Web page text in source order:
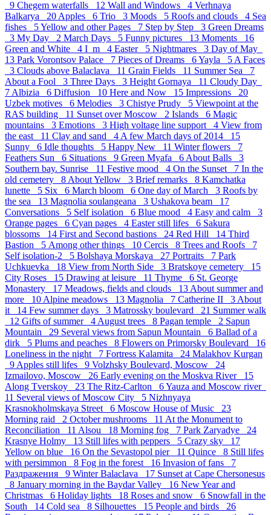
9 Chegem waterfalls 12 Wall and Windows 4 Verhnaya
Balkarya 20 Apples 6 Trio 3 Moods 5 Roofs and clouds 4 Sea
fishes 5Yellow and other Pages 7 Step by Step 3 Green Dreams
3 My Day 2 March Days 5 Funny pictures 13 Moments 16
Green and White 4 I_m 4 Easter 5 Nightmares 3 Day of May
13 Park Vorontsov Palace 7 Pieces of Dreams 6Yayla 5 A Faces
3 Clouds above Balaclava 11 Grain Fields 11 Summer Sea 7
About a Fool 3 Three Days 3 Height Gornaya 11 Cloudy Day
7 Albizia 6 Diffusion 10 Here and Now 15 Impressions 20
Uzbek motives 6 Melodies 3 Chistye Prudy 5 Viewpoint at the
RAS building 11 Sunset over Moscow 2 Islands 6 Magic
mountains 3 Emotions 3 High voltage line support 4 View from
the east 11 Clay and sand 4 A few March days of 2014 15
Sunny 6 Idle thoughts 5 Happy New 11 Winter flowers 7
Feathers Sun 6 Situations 9 Green Myafa 6 About Balls 3
Southern bay. Sunrise 11 Festive mood 4 On the Sunset 7 In the
old cemetery 8 About Yellow 3 Brief remarks 8 Kamchatka
lunette 5 Six 6 March bloom 6 One day of March 3 Roofs by
the sea 13 Magnolia soulangeana 3 Ushakova beam 17
Conversations 5 Self isolation 6 Blue mood 4 Easy and calm 3
Orange pages 6 Cyan pages 4 Easter still lifes 6 Sakura
blossoms 14 First and Second bastions 24 Red Hill 14 Third
Bastion 5 Аmong other things 10 Cercis 8 Trees and Roofs 7
Self isolation-2 5 Bolshaya Morskaya 27 Portraits 7 Park
Uchkuevka 18 View from North Side 3 Bratskoye cemetery 15
City Roses 15 Drawing at leisure 11 Thyme 6 St. George
Monastery 17 Meadows, fields and clouds 13 About summer and
more 10 Alpine meadows 13 Magnolia 7 Catherine II 3 About
it 14 Few summer days 3 Matrossky boulevard 21 Summer walk
12 Gifts of summer 4 August trees 8 Pagan temple 2 Sapun
Mountain 29 Several views from Sapun Mountain 6 Ballad of a
dirk 5 Plums and peaches 8 Flowers on Primorsky Boulevard 16
Loneliness in the night 7 Fortress Kalamita 24 Malakhov Kurgan
9 Apples still lifes 9 Volzhsky Boulevard, Moscow 24
Izmailovo, Moscow 26 Early evening on the Moskva River 15
Along Tverskoy 23 The Ritz-Carlton 6Yauza and Moscow river
11 Several views of Moscow City 5 Nizhnyaya
Krasnokholmskaya Street 6 Moscow House of Music 23
Morning raid 2 October mushrooms 11 At the Monument to
Reconciliation 11 Alsou 18 Morning fog 7 Park Zaryadye 24
Krasnye Holmy 13 Still lifes with peppers 5 Crazy sky 17
Yellow on blue 16 On the Sevastopol pier 11 Quince 8 Still lifes
with persimmon 8 Fog in the forest 16 Invasion of fans 7
Раздражения 9 Winter Balaclava 17 Sunset at Cape Chersonesus
8 January morning in the Baydar Valley 16 New Year and
Christmas 6 Holiday lights 18 Roses and snow 6 Snowfall in the
South 14 Cold sea 8 Silhouettes 15 People and birds 26